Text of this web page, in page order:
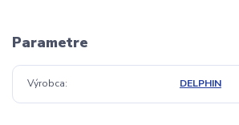
Parametre
Výrobca DELPHIN